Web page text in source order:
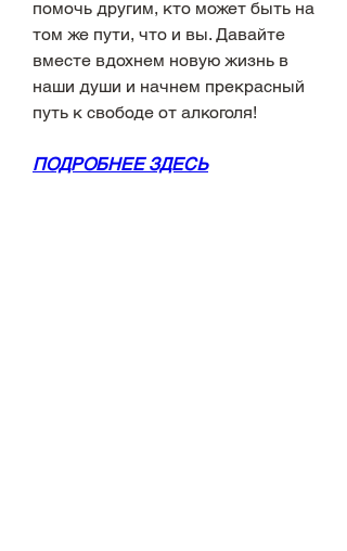
помочь другим, кто может быть на
том же пути, что и вы. Давайте
вместе вдохнем новую жизнь в
наши души и начнем прекрасный
путь к свободе от алкоголя!
ПОДРОБНЕЕ ЗДЕСЬ